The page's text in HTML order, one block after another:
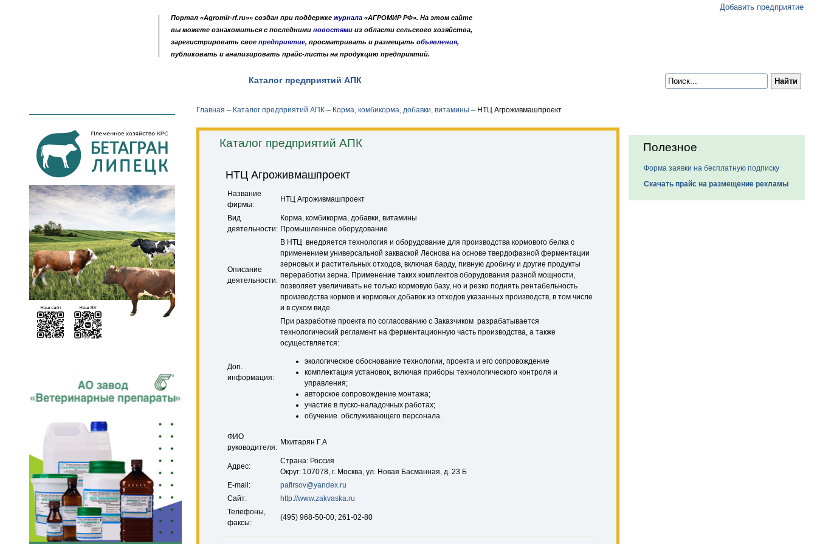
Добавить предприятие
Портал «Agromir-rf.ru»» создан при поддержке журнала «АГРОМИР РФ». На этом сайте
вы можете ознакомиться с последними новостями из области сельского хозяйства,
зарегистрировать свое предприятие, просматривать и размещать объявления,
публиковать и анализировать прайс-листы на продукцию предприятий.
Каталог предприятий АПК
Главная – Каталог предприятий АПК – Корма, комбикорма, добавки, витамины – НТЦ Агроживмашпроект
Каталог предприятий АПК
НТЦ Агроживмашпроект
Название
фирмы:
НТЦ Агроживмашпроект
Вид
деятельности:
Корма, комбикорма, добавки, витамины
Промышленное оборудование
Описание
деятельности:
В НТЦ внедряется технология и оборудование для производства кормового белка с
применением универсальной закваской Леснова на основе твердофазной ферментации
зерновых и растительных отходов, включая барду, пивную дробину и другие продукты
переработки зерна. Применение таких комплектов оборудования разной мощности,
позволяет увеличивать не только кормовую базу, но и резко поднять рентабельность
производства кормов и кормовых добавок из отходов указанных производств, в том числе
и в сухом виде.
Доп.
информация:
При разработке проекта по согласованию с Заказчиком разрабатывается
технологический регламент на ферментационную часть производства, а также
осуществляется:
экологическое обоснование технологии, проекта и его сопровождение
комплектация установок, включая приборы технологического контроля и
управления;
авторское сопровождение монтажа;
участие в пуско-наладочных работах;
обучение обслуживающего персонала.
ФИО
руководителя:
Мхитарян Г.А
Адрес:
Страна: Россия
Округ: 107078, г. Москва, ул. Новая Басманная, д. 23 Б
E-mail:
pafirsov@yandex.ru
Сайт:
http://www.zakvaska.ru
Телефоны,
факсы:
(495) 968-50-00, 261-02-80
Полезное
Форма заявки на бесплатную подписку
Скачать прайс на размещение рекламы